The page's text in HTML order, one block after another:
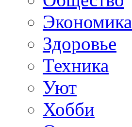
Экономика
Здоровье
Техника
Уют
Хобби